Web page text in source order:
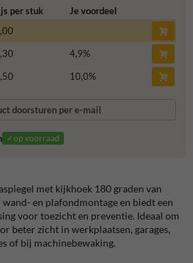
per stuk
Je voordeel
4,9%
10,0%
doorsturen per e-mail
✓op voorraad
met kijkhoek 180 graden van
en plafondmontage en biedt een
voor toezicht en preventie. Ideaal om
beter zicht in werkplaatsen, garages,
of bij machinebewaking.